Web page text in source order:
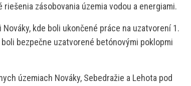
zásobovania územia vodou a energiami.
kde boli ukončené práce na uzatvorení 1.
bezpečne uzatvorené betónovými poklopmi
územiach Nováky, Sebedražie a Lehota pod